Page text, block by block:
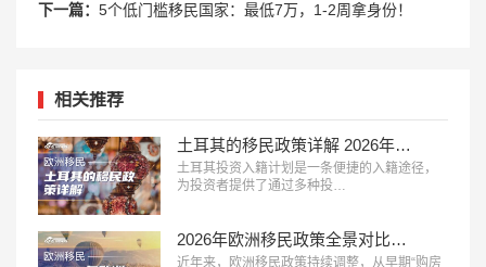
下一篇： 5个低门槛移民国家：最低7万，1-2周拿身份！
相关推荐
土耳其的移民政策详解 2026年投资入籍终极指南
土耳其投资入籍计划是一条便捷的入籍途径，
为投资者提供了通过多种投…
2026年欧洲移民政策全景对比：主流国家路径、成本与适配人群分析
近年来，欧洲移民政策持续调整，从早期“购房